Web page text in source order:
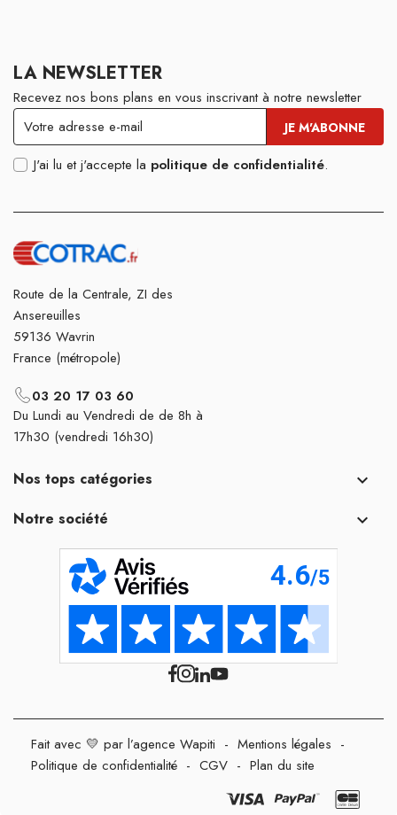
LA NEWSLETTER
Recevez nos bons plans en vous inscrivant à notre newsletter
J'ai lu et j'accepte la politique de confidentialité.
Route de la Centrale, ZI des
Ansereuilles
59136 Wavrin
France (métropole)
03 20 17 03 60
Du Lundi au Vendredi de de 8h à
17h30 (vendredi 16h30)
Nos tops catégories 
Notre société 
Fait avec 💛 par l’agence Wapiti - Mentions légales -
Politique de confidentialité - CGV - Plan du site